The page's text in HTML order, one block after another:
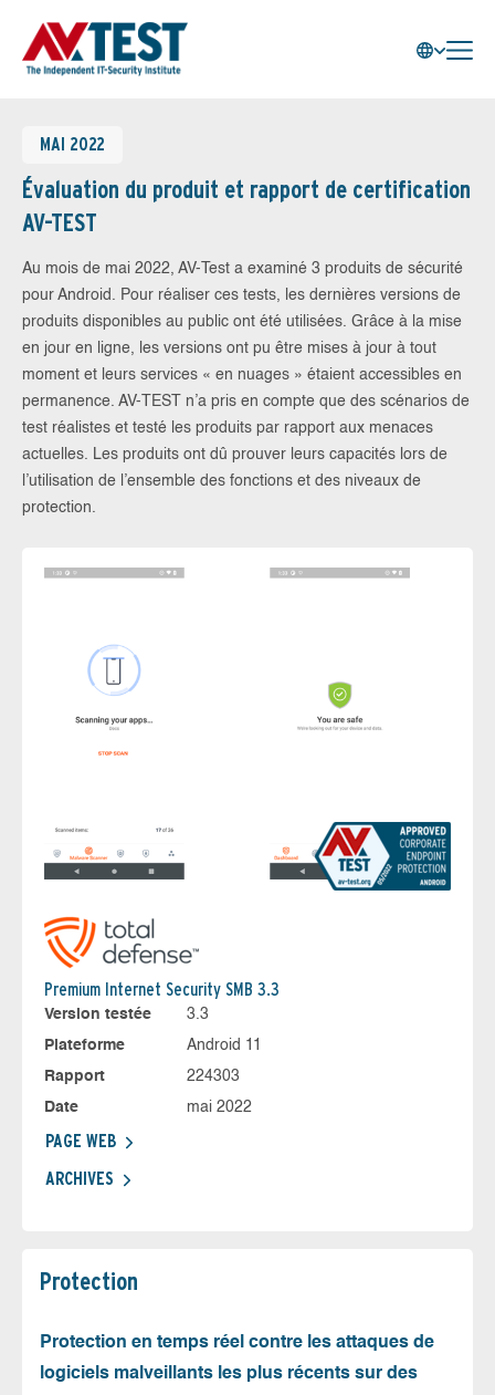
MAI 2022
Évaluation du produit et rapport de certification
AV-TEST
Au mois de mai 2022, AV-Test a examiné 3 produits de sécurité
pour Android. Pour réaliser ces tests, les dernières versions de
produits disponibles au public ont été utilisées. Grâce à la mise
en jour en ligne, les versions ont pu être mises à jour à tout
moment et leurs services « en nuages » étaient accessibles en
permanence. AV-TEST n’a pris en compte que des scénarios de
test réalistes et testé les produits par rapport aux menaces
actuelles. Les produits ont dû prouver leurs capacités lors de
l’utilisation de l’ensemble des fonctions et des niveaux de
protection.
Premium Internet Security SMB 3.3
Version testée
3.3
Plateforme
Android 11
Rapport
224303
Date
mai 2022
PAGE WEB
ARCHIVES
Protection
Protection en temps réel contre les attaques de
logiciels malveillants les plus récents sur des